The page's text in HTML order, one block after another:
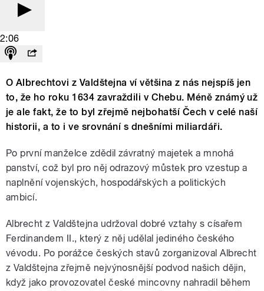
2:06
O Albrechtovi z Valdštejna ví většina z nás nejspíš jen
to, že ho roku 1634 zavraždili v Chebu. Méně známý už
je ale fakt, že to byl zřejmě nejbohatší Čech v celé naší
historii, a to i ve srovnání s dnešními miliardáři.
Po první manželce zdědil závratný majetek a mnohá
panství, což byl pro něj odrazový můstek pro vzestup a
naplnění vojenských, hospodářských a politických
ambicí.
Albrecht z Valdštejna udržoval dobré vztahy s císařem
Ferdinandem II., který z něj udělal jediného českého
vévodu. Po porážce českých stavů zorganizoval Albrecht
z Valdštejna zřejmě nejvýnosnější podvod našich dějin,
když jako provozovatel české mincovny nahradil během